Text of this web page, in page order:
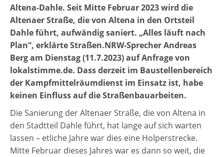
Altena-Dahle. Seit Mitte Februar 2023 wird die
Altenaer Straße, die von Altena in den Ortsteil
Dahle führt, aufwändig saniert. „Alles läuft nach
Plan“, erklärte Straßen.NRW-Sprecher Andreas
Berg am Dienstag (11.7.2023) auf Anfrage von
lokalstimme.de. Dass derzeit im Baustellenbereich
der Kampfmittelräumdienst im Einsatz ist, habe
keinen Einfluss auf die Straßenbauarbeiten.
Die Sanierung der Altenaer Straße, die von Altena in
den Stadtteil Dahle führt, hat lange auf sich warten
lassen – etliche Jahre war dies eine Holperstrecke.
Mitte Februar dieses Jahres war es dann so weit, die